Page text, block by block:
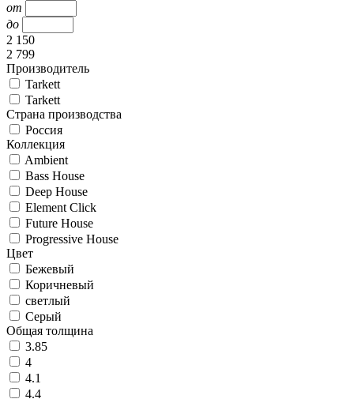
от
до
2 150
2 799
Производитель
Tarkett
Tarkett
Страна производства
Россия
Коллекция
Ambient
Bass House
Deep House
Element Click
Future House
Progressive House
Цвет
Бежевый
Коричневый
светлый
Серый
Общая толщина
3.85
4
4.1
4.4